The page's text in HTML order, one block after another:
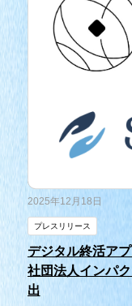
2025年12月18日
プレスリリース
デジタル終活ア
社団法人インパ
出